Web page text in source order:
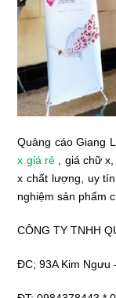
Quảng cáo Giang
x giá rẻ , giá chữ
x chất lượng, uy
nghiệm sản phẩm
CÔNG TY TNHH
ĐC; 93A Kim Ngưu